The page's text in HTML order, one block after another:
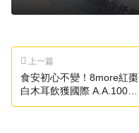
上一篇
食安初心不變！8more紅棗
白木耳飲獲國際 A.A.100%
無添加最高驗證